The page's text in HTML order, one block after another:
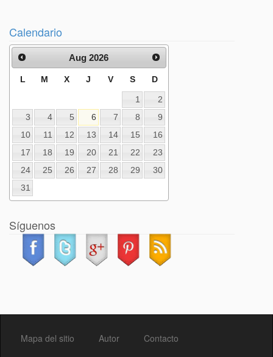
Calendario
Aug 2026
L M X J V S D
1
2
3
4 5 6 7 8
9
10
11 12 13 14 15
16
17
18 19 20 21 22
23
24
25 26 27 28 29
30
31
Síguenos
Mapa del sitio Autor Contacto